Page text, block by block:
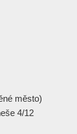
město)
4/12